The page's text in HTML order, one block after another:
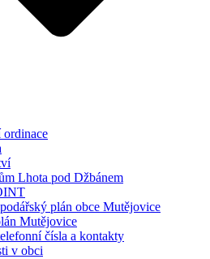
ordinace
Lhota pod Džbánem
plán obce Mutějovice
Mutějovice
čísla a kontakty
v obci